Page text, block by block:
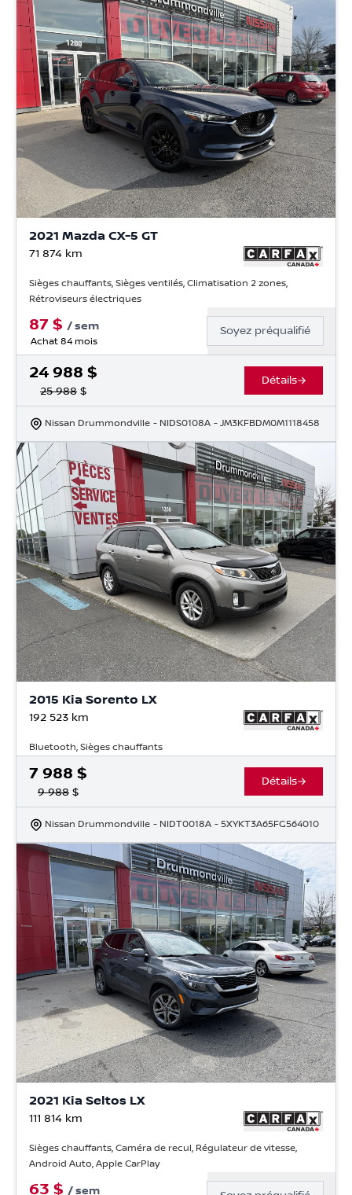
2021 Mazda CX-5 GT
71 874 km
Sièges chauffants, Sièges ventilés, Climatisation 2 zones,
Rétroviseurs électriques
87 $ /sem
Achat 84 mois
Soyez préqualifié
24 988 $
25 988 $
Détails
Nissan Drummondville - NIDS0108A - JM3KFBDM0M1118458
2015 Kia Sorento LX
192 523 km
Bluetooth, Sièges chauffants
7 988 $
9 988 $
Détails
Nissan Drummondville - NIDT0018A - 5XYKT3A65FG564010
2021 Kia Seltos LX
111 814 km
Sièges chauffants, Caméra de recul, Régulateur de vitesse,
Android Auto, Apple CarPlay
63 $ /sem